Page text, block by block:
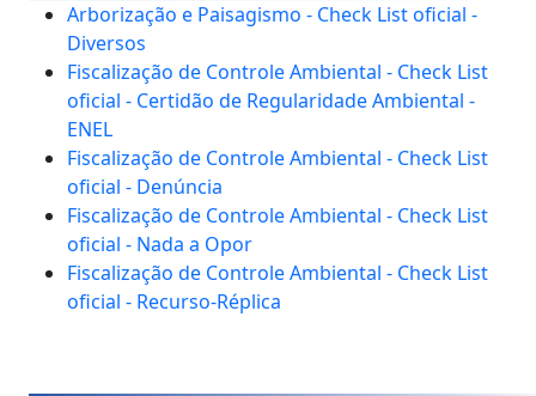
Arborização e Paisagismo - Check List oficial -
Diversos
Fiscalização de Controle Ambiental - Check List
oficial - Certidão de Regularidade Ambiental -
ENEL
Fiscalização de Controle Ambiental - Check List
oficial - Denúncia
Fiscalização de Controle Ambiental - Check List
oficial - Nada a Opor
Fiscalização de Controle Ambiental - Check List
oficial - Recurso-Réplica